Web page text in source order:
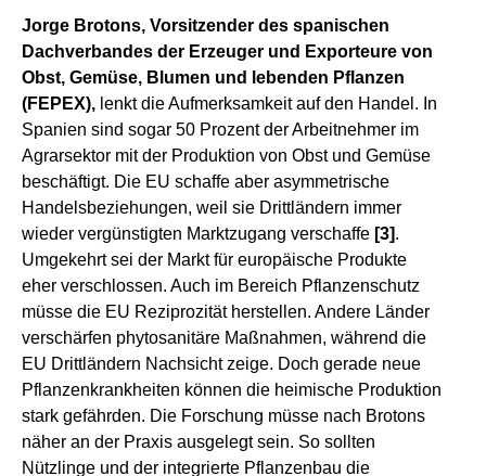
Jorge Brotons, Vorsitzender des spanischen
Dachverbandes der Erzeuger und Exporteure von
Obst, Gemüse, Blumen und lebenden Pflanzen
(FEPEX), lenkt die Aufmerksamkeit auf den Handel. In
Spanien sind sogar 50 Prozent der Arbeitnehmer im
Agrarsektor mit der Produktion von Obst und Gemüse
beschäftigt. Die EU schaffe aber asymmetrische
Handelsbeziehungen, weil sie Drittländern immer
wieder vergünstigten Marktzugang verschaffe [3].
Umgekehrt sei der Markt für europäische Produkte
eher verschlossen. Auch im Bereich Pflanzenschutz
müsse die EU Reziprozität herstellen. Andere Länder
verschärfen phytosanitäre Maßnahmen, während die
EU Drittländern Nachsicht zeige. Doch gerade neue
Pflanzenkrankheiten können die heimische Produktion
stark gefährden. Die Forschung müsse nach Brotons
näher an der Praxis ausgelegt sein. So sollten
Nützlinge und der integrierte Pflanzenbau die